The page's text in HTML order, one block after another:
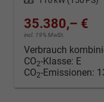
35.380,– €
incl. 19% MwSt.
Verbrauch
CO2-Klasse: E
CO2-Emissionen: